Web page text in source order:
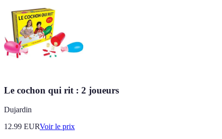
Le cochon qui rit : 2 joueurs
Dujardin
12.99 EURVoir le prix